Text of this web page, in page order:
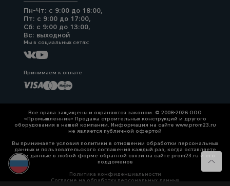
Пн-Чт: с 9:00 до 18:00,
Пт: с 9:00 до 17:00,
Сб: с 9:00 до 13:00,
Вс: выходной
Мы в социальных сетях:
Принимаем к оплате
Все права защищены и охраняются законом. © 2008-2026 ООО
«Промышленник» Продажа строительных конструкций и другого
оборудования в нашей компании. Информация на сайте www.prom23.ru
не является публичной офертой
Вы принимаете условия политики в отношении обработки персональных
данных и пользовательского соглашения каждый раз, когда оставляете
свои данные в любой форме обратной связи на сайте prom23.ru и его
поддоменов
Политика конфиденциальности
Согласие на обработку персональных данных